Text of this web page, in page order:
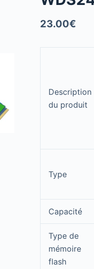
23.00€
Description
du produit
Type
Capacité
Type de
mémoire
flash